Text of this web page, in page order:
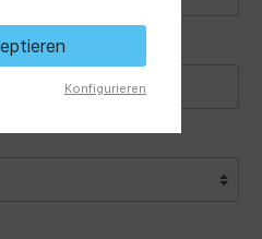
Konfigurieren